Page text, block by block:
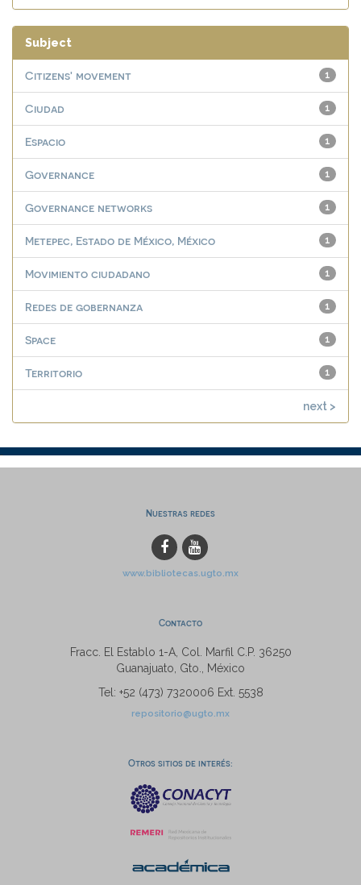
Subject
1
Citizens' movement
1
Ciudad
1
Espacio
1
Governance
1
Governance networks
1
Metepec, Estado de México, México
1
Movimiento ciudadano
1
Redes de gobernanza
1
Space
1
Territorio
next >
Nuestras redes
www.bibliotecas.ugto.mx
Contacto
Fracc. El Establo 1-A, Col. Marfil C.P. 36250
Guanajuato, Gto., México
Tel: +52 (473) 7320006 Ext. 5538
repositorio@ugto.mx
Otros sitios de interés: